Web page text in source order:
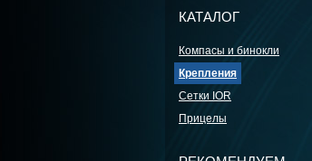
КАТАЛОГ
Компасы и бинокли
Крепления
Сетки IOR
Прицелы